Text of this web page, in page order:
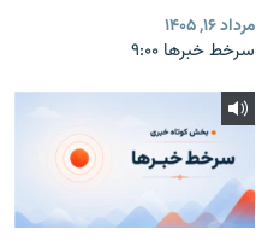
مرداد ۱۶, ۱۴۰۵
سرخط خبرها ۹:۰۰